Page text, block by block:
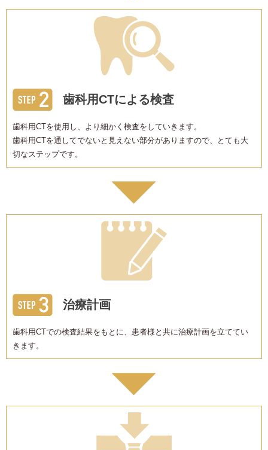
歯科用CTによる検査
歯科用CTを使用し、より細かく検査をしていきます。
歯科用CTを通してでないと見えない部分がありますので、とても大
切なステップです。
治療計画
歯科用CTでの検査結果をもとに、患者様と共に治療計画を立ててい
きます。